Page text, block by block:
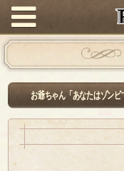
お爺ちゃん「あなたはゾン